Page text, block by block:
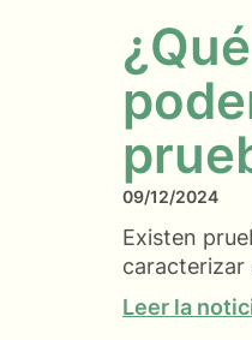
09/12/2024
Existen
caracterizar
Leer la